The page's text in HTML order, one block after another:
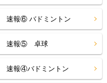
速報⑥ バドミントン
速報⑤ 卓球
速報④バドミントン